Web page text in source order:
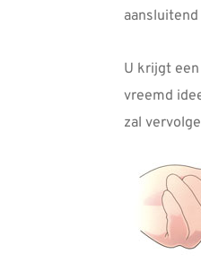
U krijgt
vreemd
zal